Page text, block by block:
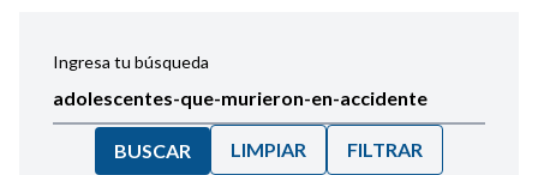
Ingresa tu búsqueda
BUSCAR LIMPIAR FILTRAR